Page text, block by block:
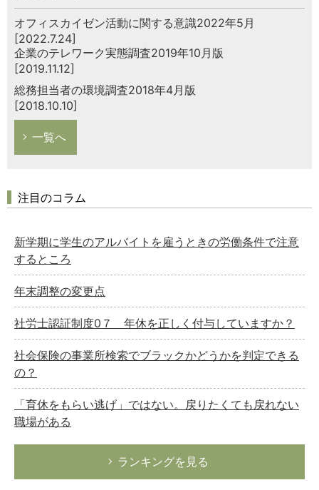
オフィスカイゼン活動に関する意識2022年5月
[2022.7.24]
企業のテレワーク実態調査2019年10月版
[2019.11.12]
総務担当者の環境調査2018年4月版
[2018.10.10]
一覧へ
注目のコラム
新学期に学生のアルバイトを雇うときの労働条件で注意
するところ
年末調整の変更点
社労士認証制度0７ 年休を正しく付与していますか？
社会保険の事業所検索でブラックかどうかを判定できる
の？
「育休をもらい逃げ」ではない。戻りたくても戻れない
職場がある
ランキングを見る